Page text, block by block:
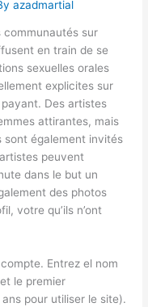
azadmartial
sur
en train de se
sexuelles orales
explicites sur
Des artistes
attirantes, mais
sont également invités
peuvent
dans le but un
des photos
votre qu’ils n’ont
Entrez el nom
le premier
pour utiliser le site).